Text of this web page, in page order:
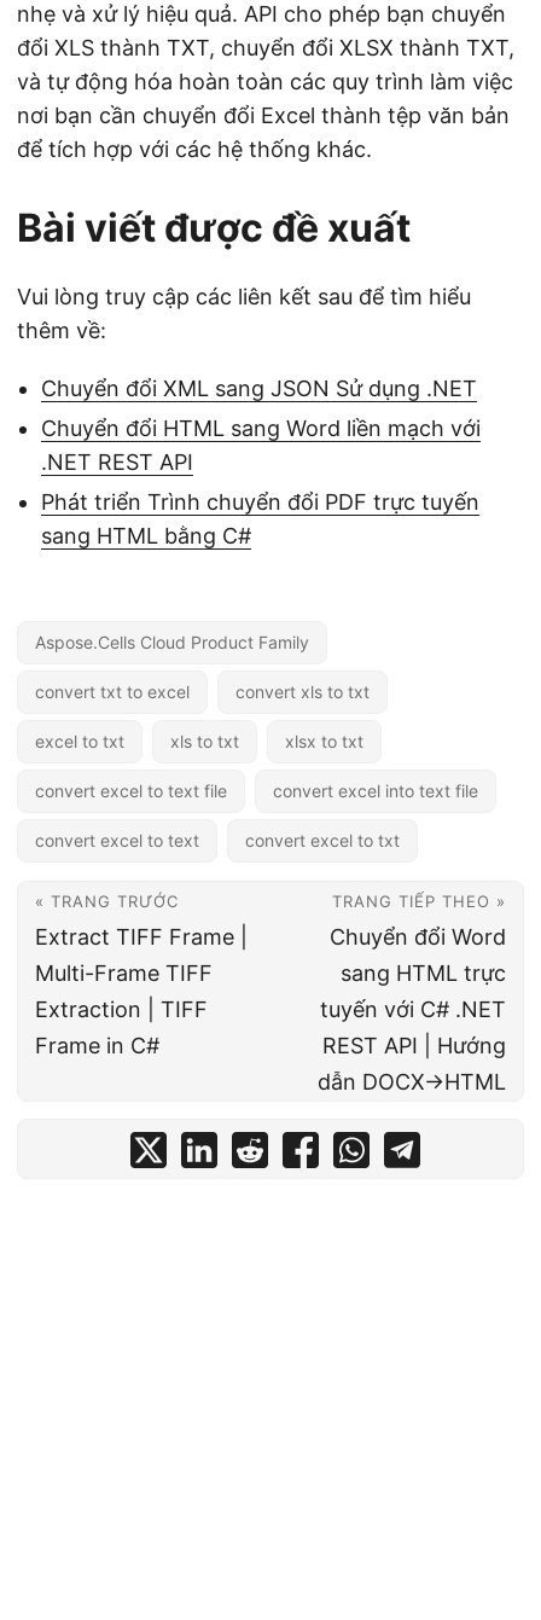
nhẹ và xử lý hiệu quả. API cho phép bạn chuyển
đổi XLS thành TXT, chuyển đổi XLSX thành TXT,
và tự động hóa hoàn toàn các quy trình làm việc
nơi bạn cần chuyển đổi Excel thành tệp văn bản
để tích hợp với các hệ thống khác.
Bài viết được đề xuất
Vui lòng truy cập các liên kết sau để tìm hiểu
thêm về:
Chuyển đổi XML sang JSON Sử dụng .NET
Chuyển đổi HTML sang Word liền mạch với
.NET REST API
Phát triển Trình chuyển đổi PDF trực tuyến
sang HTML bằng C#
Aspose.Cells Cloud Product Family
convert txt to excel convert xls to txt
excel to txt xls to txt xlsx to txt
convert excel to text file convert excel into text file
convert excel to text convert excel to txt
« TRANG TRƯỚC
Extract TIFF Frame |
Multi-Frame TIFF
Extraction | TIFF
Frame in C#
TRANG TIẾP THEO »
Chuyển đổi Word
sang HTML trực
tuyến với C# .NET
REST API | Hướng
dẫn DOCX→HTML